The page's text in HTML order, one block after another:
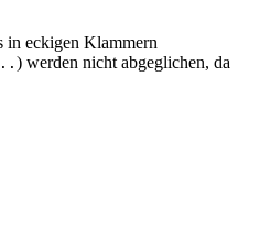
in eckigen Klammern
) werden nicht abgeglichen, da